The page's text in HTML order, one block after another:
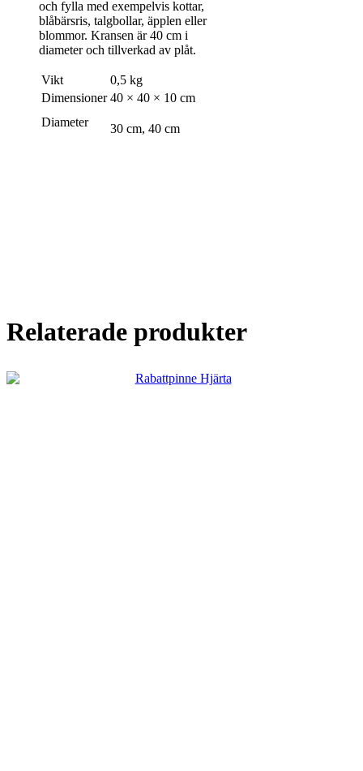
och fylla med exempelvis kottar,
blåbärsris, talgbollar, äpplen eller
blommor. Kransen är 40 cm i
diameter och tillverkad av plåt.
Vikt
0,5 kg
Dimensioner 40 × 40 × 10 cm
Diameter
30 cm, 40 cm
Relaterade produkter